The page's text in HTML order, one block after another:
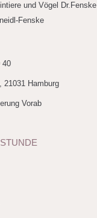
und Vögel Dr.Fenske
Fenske
40
21031 Hamburg
Vorab